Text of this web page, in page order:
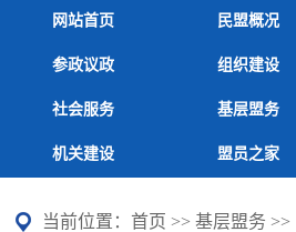
网站首页 民盟概况
参政议政 组织建设
社会服务 基层盟务
机关建设 盟员之家
当前位置： 首页 >> 基层盟务 >>